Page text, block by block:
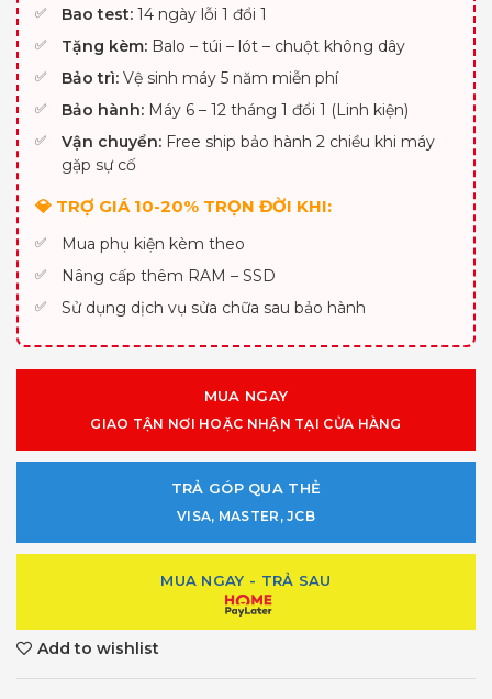
Bao test: 14 ngày lỗi 1 đổi 1
Tặng kèm: Balo – túi – lót – chuột không dây
Bảo trì: Vệ sinh máy 5 năm miễn phí
Bảo hành: Máy 6 – 12 tháng 1 đổi 1 (Linh kiện)
Vận chuyển: Free ship bảo hành 2 chiều khi máy
gặp sự cố
💎 TRỢ GIÁ 10-20% TRỌN ĐỜI KHI:
Mua phụ kiện kèm theo
Nâng cấp thêm RAM – SSD
Sử dụng dịch vụ sửa chữa sau bảo hành
MUA NGAY
GIAO TẬN NƠI HOẶC NHẬN TẠI CỬA HÀNG
TRẢ GÓP QUA THẺ
VISA, MASTER, JCB
MUA NGAY - TRẢ SAU
Add to wishlist